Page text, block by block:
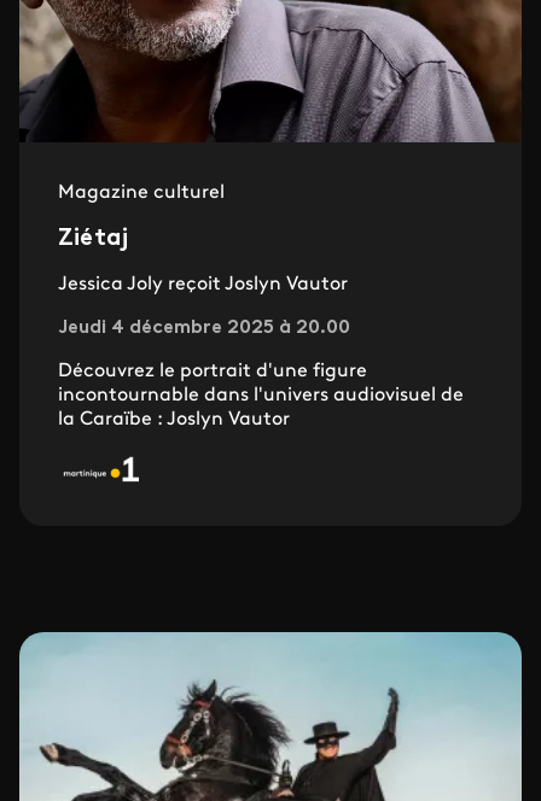
Magazine culturel
Ziétaj
Jessica Joly reçoit Joslyn Vautor
Jeudi 4 décembre 2025 à 20.00
Découvrez le portrait d'une figure
incontournable dans l'univers audiovisuel de
la Caraïbe : Joslyn Vautor